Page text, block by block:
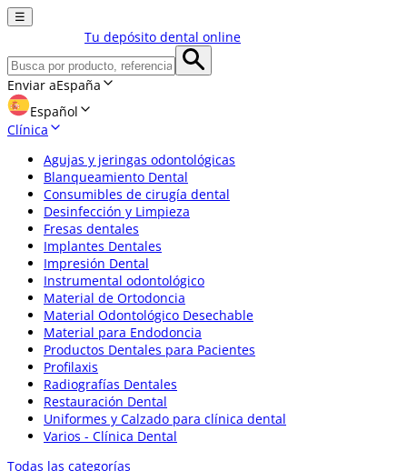
☰
Tu depósito dental online
Enviar aEspaña
Español
Clínica
Agujas y jeringas odontológicas
Blanqueamiento Dental
Consumibles de cirugía dental
Desinfección y Limpieza
Fresas dentales
Implantes Dentales
Impresión Dental
Instrumental odontológico
Material de Ortodoncia
Material Odontológico Desechable
Material para Endodoncia
Productos Dentales para Pacientes
Profilaxis
Radiografías Dentales
Restauración Dental
Uniformes y Calzado para clínica dental
Varios - Clínica Dental
Todas las categorías